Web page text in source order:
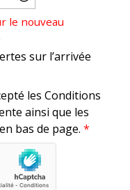
le nouveau
sur l’arrivée
les Conditions
ainsi que les
bas de page. *